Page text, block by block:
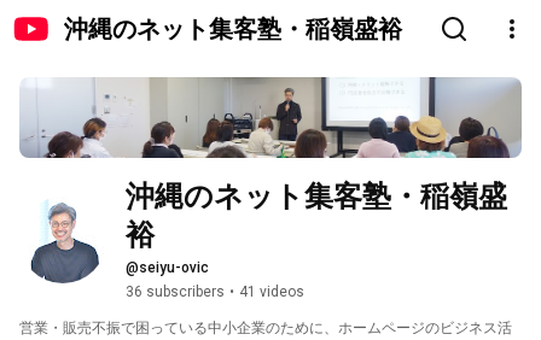
沖縄のネット集客塾・稲嶺盛裕
沖縄のネット集客塾・稲嶺盛
裕
@seiyu-ovic
36 subscribers • 41 videos
営業・販売不振で困っている中小企業のために、ホームページのビジネス活